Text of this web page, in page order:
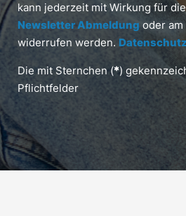
kann jederzeit mit Wirkung für
Newsletter Abmeldung oder am
widerrufen werden.
Die mit Sternchen (*)
Pflichtfelder